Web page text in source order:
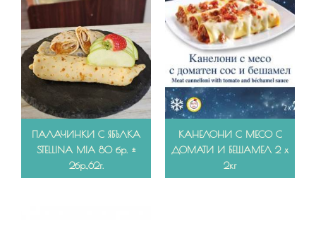
ПАЛАЧИНКИ С ЯБЪЛКА
STELLINA MIA 80 бр. ±
2бр.,62г.
КАНЕЛОНИ С МЕСО С
ДОМАТИ И БЕШАМЕЛ 2 x
2кг